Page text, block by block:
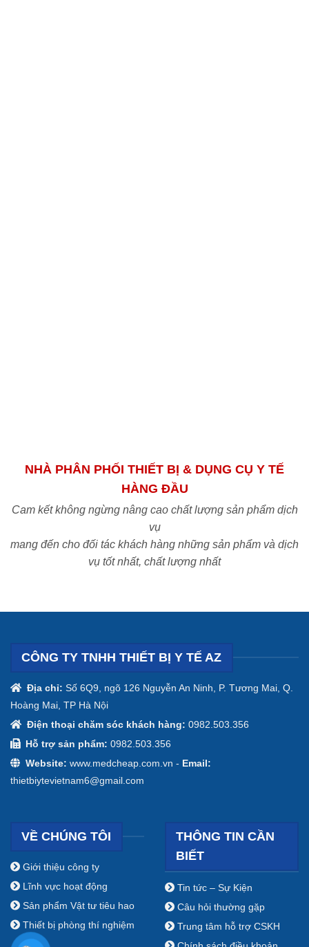
NHÀ PHÂN PHỐI THIẾT BỊ & DỤNG CỤ Y TẾ
HÀNG ĐẦU
Cam kết không ngừng nâng cao chất lượng sản phẩm dịch
vụ
mang đến cho đối tác khách hàng những sản phẩm và dịch
vụ tốt nhất, chất lượng nhất
CÔNG TY TNHH THIẾT BỊ Y TẾ AZ
Địa chỉ: Số 6Q9, ngõ 126 Nguyễn An Ninh, P. Tương Mai, Q.
Hoàng Mai, TP Hà Nội
Điện thoại chăm sóc khách hàng: 0982.503.356
Hỗ trợ sản phẩm: 0982.503.356
Website: www.medcheap.com.vn - Email:
thietbiytevietnam6@gmail.com
VỀ CHÚNG TÔI
Giới thiệu công ty
Lĩnh vực hoạt động
Sản phẩm Vật tư tiêu hao
Thiết bị phòng thí nghiệm
THÔNG TIN CẦN
BIẾT
Tin tức – Sự Kiện
Câu hỏi thường gặp
Trung tâm hỗ trợ CSKH